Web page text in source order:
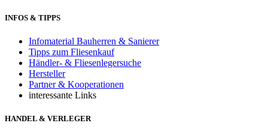
INFOS & TIPPS
Infomaterial Bauherren & Sanierer
Tipps zum Fliesenkauf
Händler- & Fliesenlegersuche
Hersteller
Partner & Kooperationen
interessante Links
HANDEL & VERLEGER